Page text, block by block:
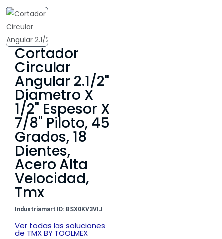
Cortador
Circular
Angular 2.1/2"
Diametro X
1/2" Espesor X
7/8" Piloto, 45
Grados, 18
Dientes,
Acero Alta
Velocidad,
Tmx
Industriamart ID: BSX0KV3VIJ
Ver todas las soluciones
de TMX BY TOOLMEX